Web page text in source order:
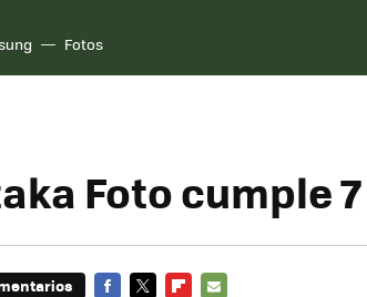
Fotos
Foto cumple